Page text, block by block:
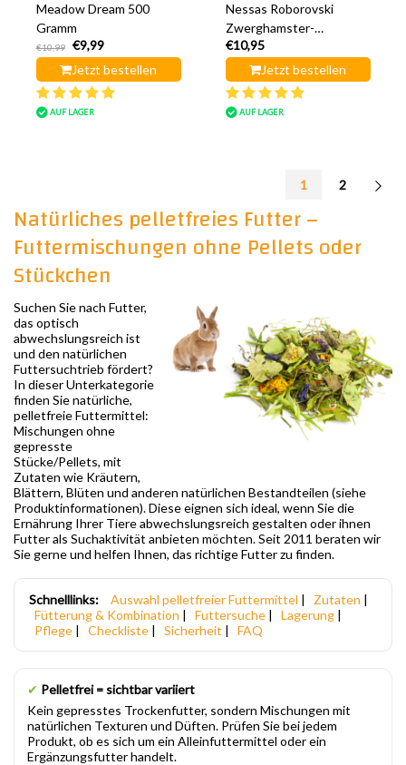
Meadow Dream 500
Gramm
€10,99
€9,99
Jetzt bestellen
AUF LAGER
Nessas Roborovski
Zwerghamster-
Gourmetmenü 500
Gramm
€10,95
Jetzt bestellen
AUF LAGER
1 2
Natürliches pelletfreies Futter –
Futtermischungen ohne Pellets oder
Stückchen
Suchen Sie nach Futter,
das optisch
abwechslungsreich ist
und den natürlichen
Futtersuchtrieb fördert?
In dieser Unterkategorie
finden Sie natürliche,
pelletfreie Futtermittel:
Mischungen ohne
gepresste
Stücke/Pellets, mit
Zutaten wie Kräutern,
Blättern, Blüten und anderen natürlichen Bestandteilen (siehe
Produktinformationen). Diese eignen sich ideal, wenn Sie die
Ernährung Ihrer Tiere abwechslungsreich gestalten oder ihnen
Futter als Suchaktivität anbieten möchten. Seit 2011 beraten wir
Sie gerne und helfen Ihnen, das richtige Futter zu finden.
Schnelllinks: Auswahl pelletfreier Futtermittel | Zutaten |
Fütterung & Kombination | Futtersuche | Lagerung |
Pflege | Checkliste | Sicherheit | FAQ
✔ Pelletfrei = sichtbar variiert
Kein gepresstes Trockenfutter, sondern Mischungen mit
natürlichen Texturen und Düften. Prüfen Sie bei jedem
Produkt, ob es sich um ein Alleinfuttermittel oder ein
Ergänzungsfutter handelt.